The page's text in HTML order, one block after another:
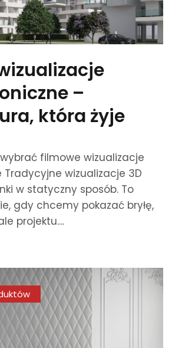
–
która żyje
filmowe wizualizacje
wizualizacje 3D
w statyczny sposób. To
gdy chcemy pokazać bryłę,
projektu....